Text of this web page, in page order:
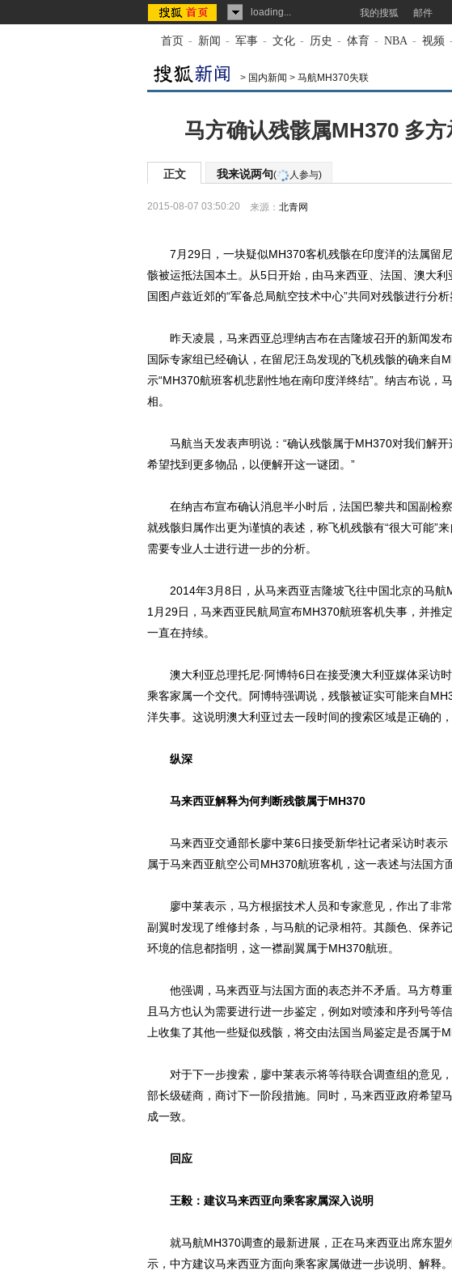
loading... 我的搜狐 邮件
首页 - 新闻 - 军事 - 文化 - 历史 - 体育 - NBA - 视频 -
> 国内新闻 > 马航MH370失联
马方确认残骸属MH370 多
正文 我来说两句( 人参与)
2015-08-07 03:50:20 来源： 北青网
7月29日，一块疑似MH370客机残骸在印度洋的法属留
骸被运抵法国本土。从5日开始，由马来西亚、法国、澳大
国图卢兹近郊的“军备总局航空技术中心”共同对残骸进行分析
昨天凌晨，马来西亚总理纳吉布在吉隆坡召开的新闻发
国际专家组已经确认，在留尼汪岛发现的飞机残骸的确来自
示“MH370航班客机悲剧性地在南印度洋终结”。纳吉布说，
相。
马航当天发表声明说：“确认残骸属于MH370对我们解开
希望找到更多物品，以便解开这一谜团。”
在纳吉布宣布确认消息半小时后，法国巴黎共和国副检察
就残骸归属作出更为谨慎的表述，称飞机残骸有“很大可能”
需要专业人士进行进一步的分析。
2014年3月8日，从马来西亚吉隆坡飞往中国北京的马航
1月29日，马来西亚民航局宣布MH370航班客机失事，并推
一直在持续。
澳大利亚总理托尼·阿博特6日在接受澳大利亚媒体采访
乘客家属一个交代。阿博特强调说，残骸被证实可能来自
洋失事。这说明澳大利亚过去一段时间的搜索区域是正确的
纵深
马来西亚解释为何判断残骸属于MH370
马来西亚交通部长廖中莱6日接受新华社记者采访时表示
属于马来西亚航空公司MH370航班客机，这一表述与法国方
廖中莱表示，马方根据技术人员和专家意见，作出了非
副翼时发现了维修封条，与马航的记录相符。其颜色、保养
环境的信息都指明，这一襟副翼属于MH370航班。
他强调，马来西亚与法国方面的表态并不矛盾。马方尊重
且马方也认为需要进行进一步鉴定，例如对喷漆和序列号等
上收集了其他一些疑似残骸，将交由法国当局鉴定是否属于
对于下一步搜索，廖中莱表示将等待联合调查组的意见
部长级磋商，商讨下一阶段措施。同时，马来西亚政府希望
成一致。
回应
王毅：建议马来西亚向乘客家属深入说明
就马航MH370调查的最新进展，正在马来西亚出席东盟
示，中方建议马来西亚方面向乘客家属做进一步说明、解释。